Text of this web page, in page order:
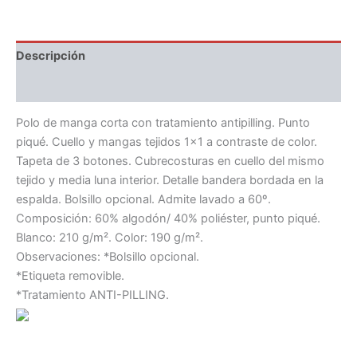
Descripción
Polo de manga corta con tratamiento antipilling. Punto
piqué. Cuello y mangas tejidos 1×1 a contraste de color.
Tapeta de 3 botones. Cubrecosturas en cuello del mismo
tejido y media luna interior. Detalle bandera bordada en la
espalda. Bolsillo opcional. Admite lavado a 60º.
Composición: 60% algodón/ 40% poliéster, punto piqué.
Blanco: 210 g/m². Color: 190 g/m².
Observaciones: *Bolsillo opcional.
*Etiqueta removible.
*Tratamiento ANTI-PILLING.